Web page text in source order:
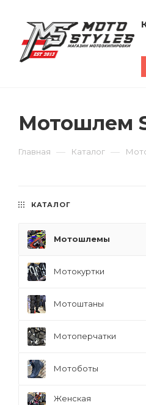
Мотошлем
Главная — Каталог —
КАТАЛОГ
Мотошлемы
Мотокуртки
Мотоштаны
Мотоперчатки
Мотоботы
Женская